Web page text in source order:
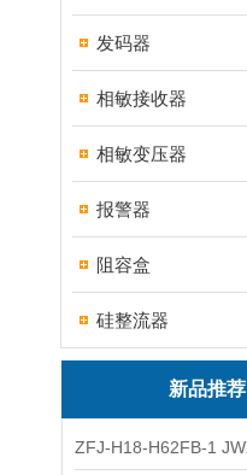
发码器
相敏接收器
相敏变压器
报警器
阻容盒
硅整流器
新品推荐